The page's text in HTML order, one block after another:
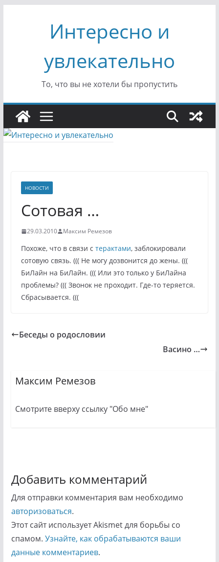
содержимомуИнтересно и
увлекательно
То, что вы не хотели бы пропустить
НОВОСТИ
Сотовая …
29.03.2010 Максим Ремезов
Похоже, что в связи с терактами, заблокировали
сотовую связь. ((( Не могу дозвонится до жены. (((
БиЛайн на БиЛайн. ((( Или это только у БиЛайна
проблемы? ((( Звонок не проходит. Где-то теряется.
Сбрасывается. (((
Беседы о родословии
Васино …
Максим Ремезов
Смотрите вверху ссылку "Обо мне"
Добавить комментарий
Для отправки комментария вам необходимо
авторизоваться.
Этот сайт использует Akismet для борьбы со
спамом. Узнайте, как обрабатываются ваши
данные комментариев.